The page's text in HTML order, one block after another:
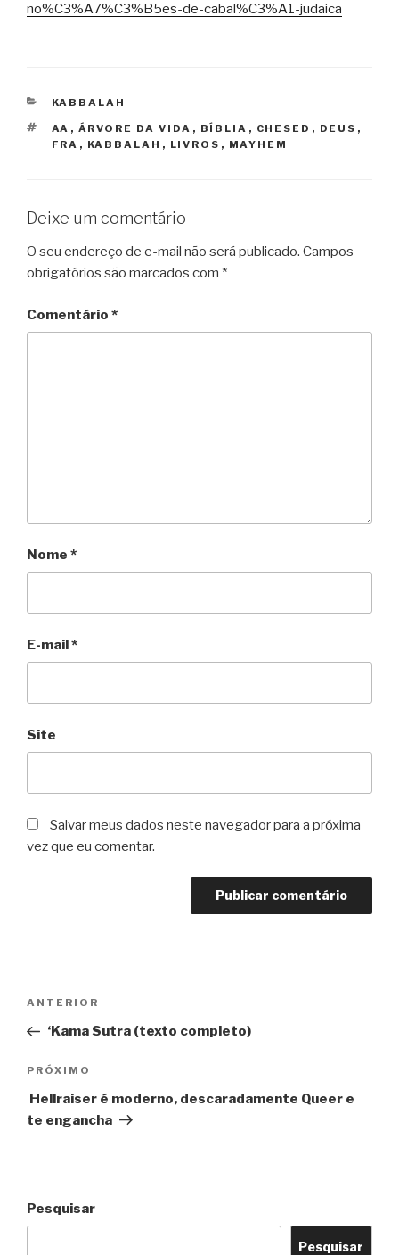
no%C3%A7%C3%B5es-de-cabal%C3%A1-judaica
CATEGORIAS
KABBALAH
TAGS
AA , ÁRVORE DA VIDA , BÍBLIA , CHESED , DEUS ,
FRA , KABBALAH , LIVROS , MAYHEM
Deixe um comentário
O seu endereço de e-mail não será publicado. Campos
obrigatórios são marcados com *
Comentário *
Nome *
E-mail*
Site
Salvar meus dados neste navegador para a próxima
vez que eu comentar.
Post
Post
anterior
ANTERIOR
‘Kama Sutra (texto completo)
Próximo
post
PRÓXIMO
Hellraiser é moderno, descaradamente Queer e
te engancha
Pesquisar
Pesquisar